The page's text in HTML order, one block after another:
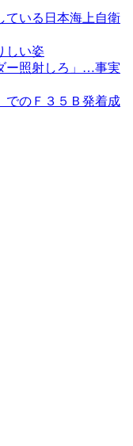
ている日本海上自衛
しい姿
ー照射しろ」…事実
でのＦ３５Ｂ発着成